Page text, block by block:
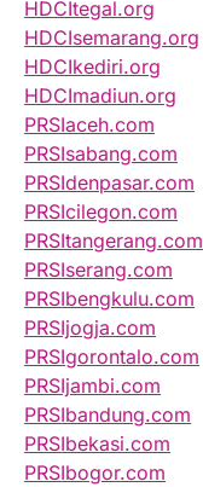
HDCItegal.org
HDCIsemarang.org
HDCIkediri.org
HDCImadiun.org
PRSIaceh.com
PRSIsabang.com
PRSIdenpasar.com
PRSIcilegon.com
PRSItangerang.com
PRSIserang.com
PRSIbengkulu.com
PRSIjogja.com
PRSIgorontalo.com
PRSIjambi.com
PRSIbandung.com
PRSIbekasi.com
PRSIbogor.com